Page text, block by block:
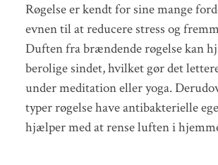
Røgelse er kendt for sine mange
evnen til at reducere stress og
Duften fra brændende røgelse kan
berolige sindet, hvilket gør det
under meditation eller yoga.
typer røgelse have antibakterielle
hjælper med at rense luften i